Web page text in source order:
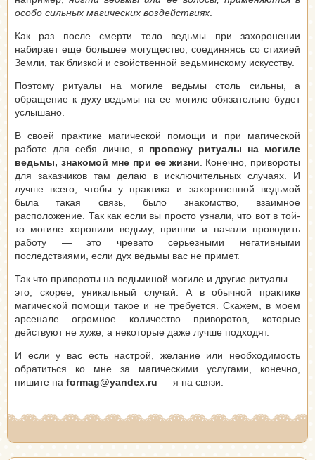
особо сильных магических воздействиях
Как раз после смерти тело ведьмы при захоронении
набирает еще большее могущество, соединяясь со стихией
Земли, так близкой и свойственной ведьминскому искусству.
Поэтому ритуалы на могиле ведьмы столь сильны, а
обращение к духу ведьмы на ее могиле обязательно будет
услышано.
В своей практике магической помощи и при магической
работе для себя лично, я провожу ритуалы на могиле
ведьмы, знакомой мне при ее жизни . Конечно, привороты
для заказчиков там делаю в исключительных случаях. И
лучше всего, чтобы у практика и захороненной ведьмой
была такая связь, было знакомство, взаимное
расположение. Так как если вы просто узнали, что вот в той-
то могиле хоронили ведьму, пришли и начали проводить
работу — это чревато серьезными негативными
последствиями, если дух ведьмы вас не примет.
Так что привороты на ведьминой могиле и другие ритуалы —
это, скорее, уникальный случай. А в обычной практике
магической помощи такое и не требуется. Скажем, в моем
арсенале огромное количество приворотов, которые
действуют не хуже, а некоторые даже лучше подходят.
И если у вас есть настрой, желание или необходимость
обратиться ко мне за магическими услугами, конечно,
пишите на formag@yandex.ru — я на связи.